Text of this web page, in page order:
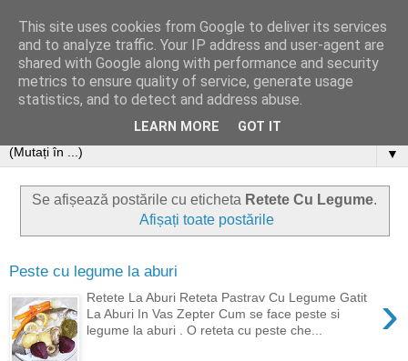
▼
Se afișează postările cu eticheta Retete Cu Legume.
Afișați toate postările
Peste cu legume la aburi
›
Retete La Aburi Reteta Pastrav Cu Legume Gatit
La Aburi In Vas Zepter Cum se face peste si
legume la aburi . O reteta cu peste che...
This site uses cookies from Google to deliver its services
and to analyze traffic. Your IP address and user-agent are
shared with Google along with performance and security
metrics to ensure quality of service, generate usage
statistics, and to detect and address abuse.
LEARN MORE GOT IT